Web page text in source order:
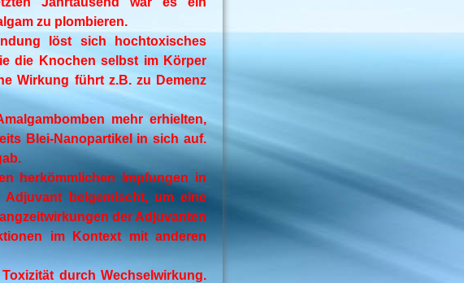
zu plombieren.
löst sich hochtoxisches
die Knochen selbst im Körper
Wirkung führt z.B. zu Demenz
mehr erhielten,
Blei-Nanopartikel in sich auf.
herkömmlichen Impfungen in
beigemischt, um eine
der Adjuvanten
im Kontext mit anderen
durch Wechselwirkung.